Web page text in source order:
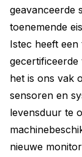
geavanceerde
toenemende
Istec heeft
gecertificeerde
het is ons vak
sensoren en
levensduur te
nieuwe